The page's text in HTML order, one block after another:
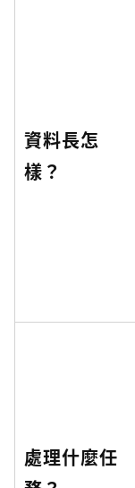
資料長怎
樣？
處理什麼任